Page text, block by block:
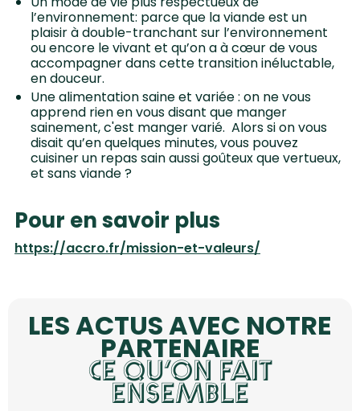
l’environnement: parce que la viande est un
plaisir à double-tranchant sur l’environnement
ou encore le vivant et qu’on a à cœur de vous
accompagner dans cette transition inéluctable,
en douceur.
Une alimentation saine et variée : on ne vous
apprend rien en vous disant que manger
sainement, c'est manger varié. Alors si on vous
disait qu’en quelques minutes, vous pouvez
cuisiner un repas sain aussi goûteux que vertueux,
et sans viande ?
Pour en savoir plus
https://accro.fr/mission-et-valeurs/
LES ACTUS AVEC NOTRE
PARTENAIRE
CE QU’ON FAIT
ENSEMBLE